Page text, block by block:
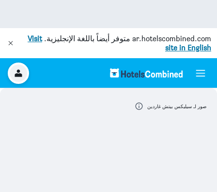
ar.hotelscombined.com متوفر أيضاً باللغة الإنجليزية.Visit
site in English
صور لـ سيليكس بيتش غاردين